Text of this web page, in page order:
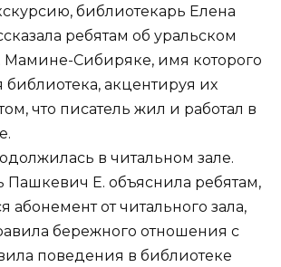
библиотекарь Елена
ребятам об уральском
Мамине-Сибиряке, имя которого
библиотека, акцентируя их
что писатель жил и работал в
в читальном зале.
Пашкевич Е. объяснила ребятам,
абонемент от читального зала,
бережного отношения с
поведения в библиотеке